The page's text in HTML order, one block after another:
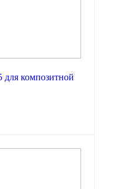
композитной